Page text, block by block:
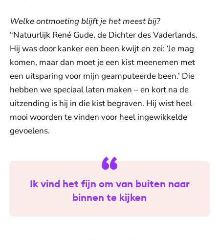
Welke ontmoeting blijft je het meest bij?
“Natuurlijk René Gude, de Dichter des Vaderlands.
Hij was door kanker een been kwijt en zei: ‘Je mag
komen, maar dan moet je een kist meenemen met
een uitsparing voor mijn geamputeerde been.’ Die
hebben we speciaal laten maken – en kort na de
uitzending is hij in die kist begraven. Hij wist heel
mooi woorden te vinden voor heel ingewikkelde
gevoelens.
Ik vind het fijn om van buiten naar
binnen te kijken